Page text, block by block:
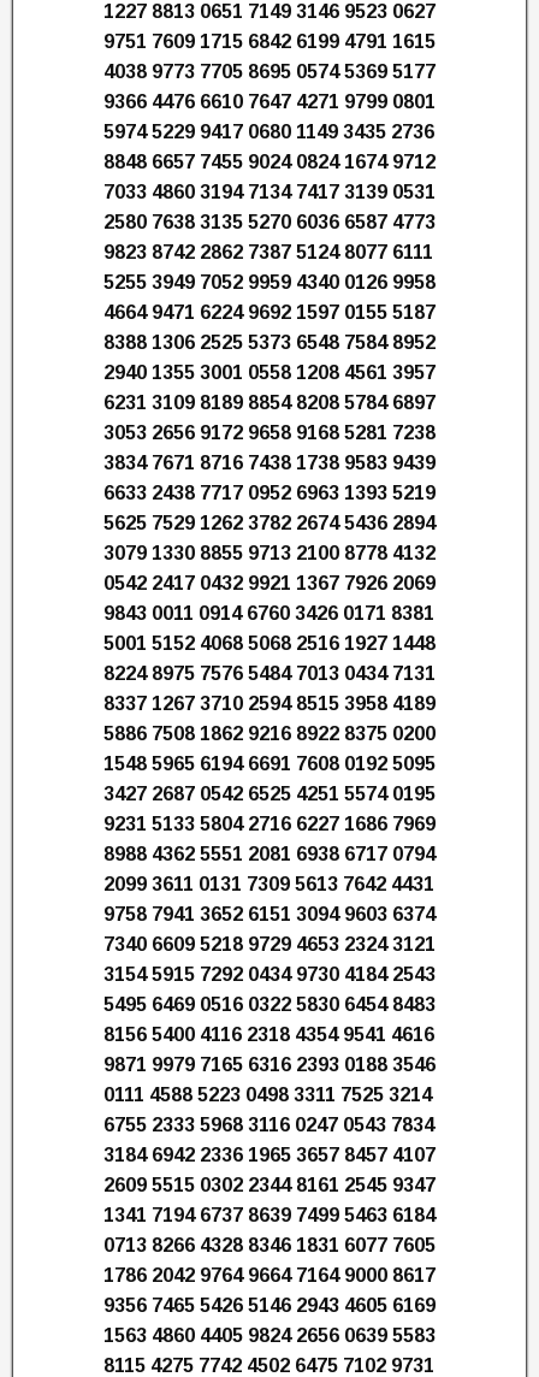
1227 8813 0651 7149 3146 9523 0627
9751 7609 1715 6842 6199 4791 1615
4038 9773 7705 8695 0574 5369 5177
9366 4476 6610 7647 4271 9799 0801
5974 5229 9417 0680 1149 3435 2736
8848 6657 7455 9024 0824 1674 9712
7033 4860 3194 7134 7417 3139 0531
2580 7638 3135 5270 6036 6587 4773
9823 8742 2862 7387 5124 8077 6111
5255 3949 7052 9959 4340 0126 9958
4664 9471 6224 9692 1597 0155 5187
8388 1306 2525 5373 6548 7584 8952
2940 1355 3001 0558 1208 4561 3957
6231 3109 8189 8854 8208 5784 6897
3053 2656 9172 9658 9168 5281 7238
3834 7671 8716 7438 1738 9583 9439
6633 2438 7717 0952 6963 1393 5219
5625 7529 1262 3782 2674 5436 2894
3079 1330 8855 9713 2100 8778 4132
0542 2417 0432 9921 1367 7926 2069
9843 0011 0914 6760 3426 0171 8381
5001 5152 4068 5068 2516 1927 1448
8224 8975 7576 5484 7013 0434 7131
8337 1267 3710 2594 8515 3958 4189
5886 7508 1862 9216 8922 8375 0200
1548 5965 6194 6691 7608 0192 5095
3427 2687 0542 6525 4251 5574 0195
9231 5133 5804 2716 6227 1686 7969
8988 4362 5551 2081 6938 6717 0794
2099 3611 0131 7309 5613 7642 4431
9758 7941 3652 6151 3094 9603 6374
7340 6609 5218 9729 4653 2324 3121
3154 5915 7292 0434 9730 4184 2543
5495 6469 0516 0322 5830 6454 8483
8156 5400 4116 2318 4354 9541 4616
9871 9979 7165 6316 2393 0188 3546
0111 4588 5223 0498 3311 7525 3214
6755 2333 5968 3116 0247 0543 7834
3184 6942 2336 1965 3657 8457 4107
2609 5515 0302 2344 8161 2545 9347
1341 7194 6737 8639 7499 5463 6184
0713 8266 4328 8346 1831 6077 7605
1786 2042 9764 9664 7164 9000 8617
9356 7465 5426 5146 2943 4605 6169
1563 4860 4405 9824 2656 0639 5583
8115 4275 7742 4502 6475 7102 9731